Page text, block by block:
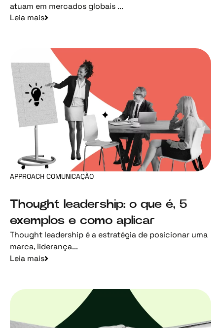
atuam em mercados globais ...
Leia mais
APPROACH COMUNICAÇÃO
Thought leadership: o que é, 5
exemplos e como aplicar
Thought leadership é a estratégia de posicionar uma
marca, liderança...
Leia mais